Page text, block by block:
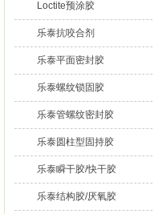
Loctite预涂胶
乐泰抗咬合剂
乐泰平面密封胶
乐泰螺纹锁固胶
乐泰管螺纹密封胶
乐泰圆柱型固持胶
乐泰瞬干胶/快干胶
乐泰结构胶/厌氧胶